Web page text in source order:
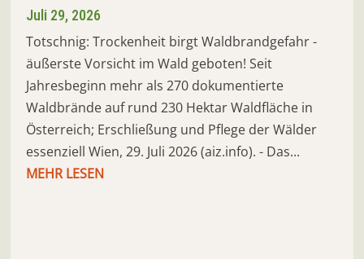
Juli 29, 2026
Totschnig: Trockenheit birgt Waldbrandgefahr -
äußerste Vorsicht im Wald geboten! Seit
Jahresbeginn mehr als 270 dokumentierte
Waldbrände auf rund 230 Hektar Waldfläche in
Österreich; Erschließung und Pflege der Wälder
essenziell Wien, 29. Juli 2026 (aiz.info). - Das...
MEHR LESEN